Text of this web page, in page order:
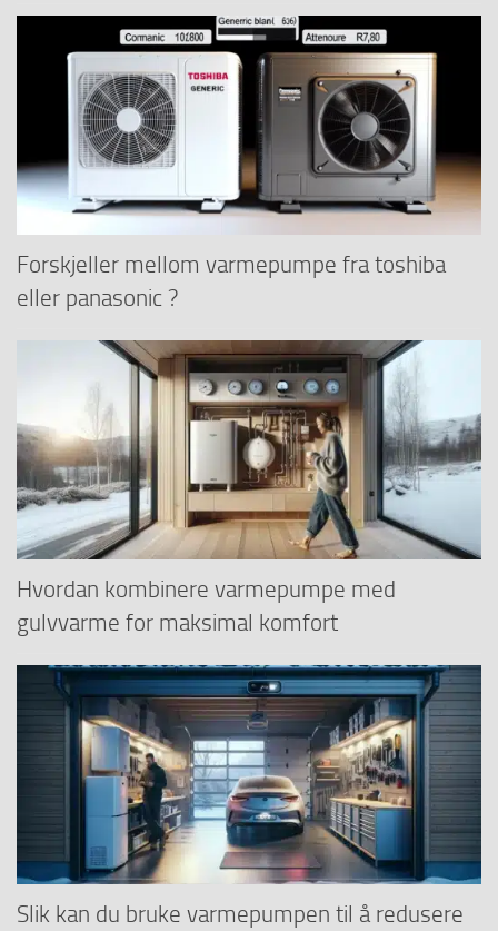
Forskjeller mellom varmepumpe fra toshiba
eller panasonic ?
Hvordan kombinere varmepumpe med
gulvvarme for maksimal komfort
Slik kan du bruke varmepumpen til å redusere